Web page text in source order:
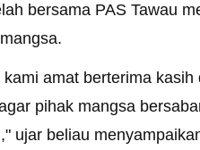
bersama PAS Tawau
amat berterima kasih
pihak mangsa
ujar beliau